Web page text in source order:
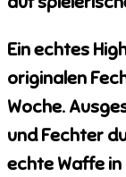
Ein echtes
originalen
Woche.
und Fechter
echte Waffe in